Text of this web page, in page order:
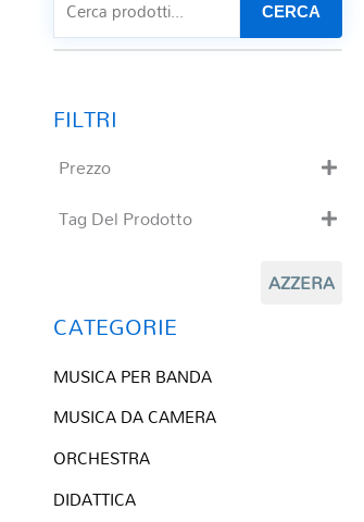
CERCA
Prezzo
Tag Del Prodotto
Composizioni originali
QR base
QR esecuzione
AZZERA
CATEGORIE
MUSICA PER BANDA
MUSICA DA CAMERA
ORCHESTRA
DIDATTICA